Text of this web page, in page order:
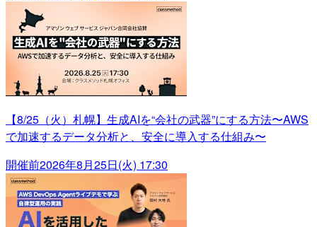
【8/25（火）札幌】生成AIを“会社の武器”にする方法〜AWS
で加速するデータ分析と、安全に導入する仕組み〜
開催前2026年8月25日(火) 17:30